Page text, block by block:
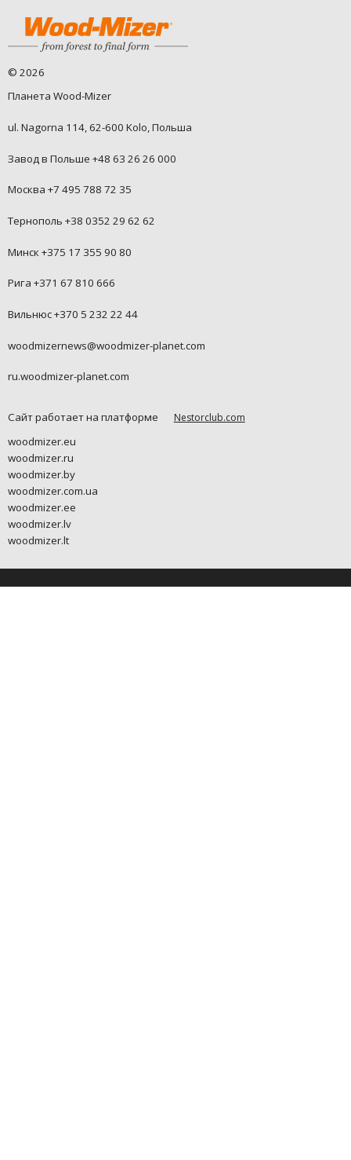
© 2026
Планета Wood-Mizer
ul. Nagorna 114, 62-600 Kolo, Польша
Завод в Польше +48 63 26 26 000
Москва +7 495 788 72 35
Тернополь +38 0352 29 62 62
Минск +375 17 355 90 80
Рига +371 67 810 666
Вильнюс +370 5 232 22 44
woodmizernews@woodmizer-planet.com
ru.woodmizer-planet.com
Сайт работает на платформе Nestorclub.com
woodmizer.eu
woodmizer.ru
woodmizer.by
woodmizer.com.ua
woodmizer.ee
woodmizer.lv
woodmizer.lt